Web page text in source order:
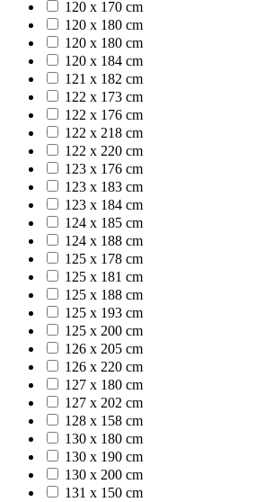
120 x 170 cm
120 x 180 cm
120 x 180 cm
120 x 184 cm
121 x 182 cm
122 x 173 cm
122 x 176 cm
122 x 218 cm
122 x 220 cm
123 x 176 cm
123 x 183 cm
123 x 184 cm
124 x 185 cm
124 x 188 cm
125 x 178 cm
125 x 181 cm
125 x 188 cm
125 x 193 cm
125 x 200 cm
126 x 205 cm
126 x 220 cm
127 x 180 cm
127 x 202 cm
128 x 158 cm
130 x 180 cm
130 x 190 cm
130 x 200 cm
131 x 150 cm